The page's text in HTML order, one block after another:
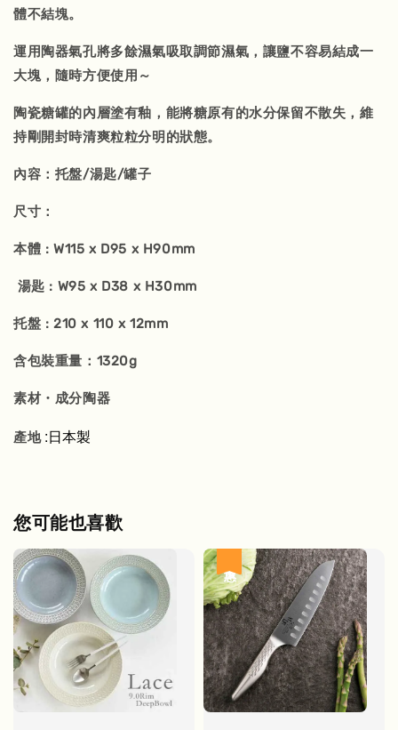
體不結塊。
運用陶器氣孔將多餘濕氣吸取調節濕氣，讓鹽不容易結成一
大塊，隨時方便使用～
陶瓷糖罐的內層塗有釉，能將糖原有的水分保留不散失，維
持剛開封時清爽粒粒分明的狀態。
內容：托盤/湯匙/罐子
尺寸：
本體 : W115 x D95 x H90mm
湯匙 : W95 x D38 x H30mm
托盤 : 210 x 110 x 12mm
含包裝重量：1320g
素材・成分陶器
產地:日本製
您可能也喜歡